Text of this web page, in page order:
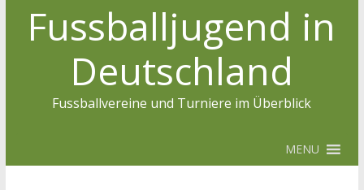
Fussballjugend in
Deutschland
Fussballvereine und Turniere im Überblick
MENU